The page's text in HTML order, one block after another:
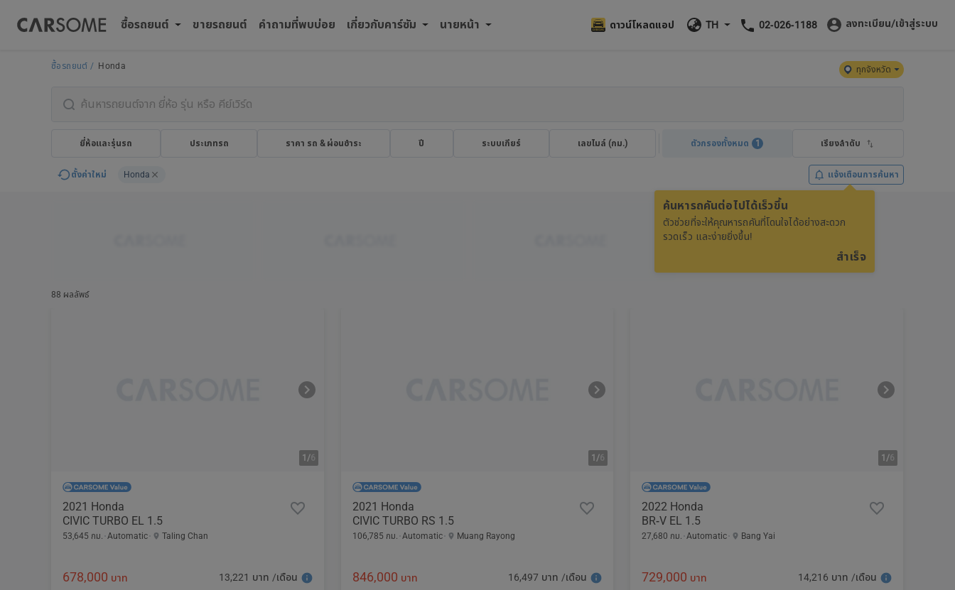
ซื้อรถยนต์ ขายรถยนต์ คำถามที่พบบ่อย เกี่ยวกับคาร์ซัม นายหน้า 02-026-1188
TH
ดาวน์โหลดแอป ลงทะเบียน/เข้าสู่ระบบ
ซื้อรถยนต์ Honda ทุกจังหวัด
ยี่ห้อและรุ่นรถ ประเภทรถ ราคา รถ & ผ่อนชำระ ปี ระบบเกียร์ เลขไมล์ (กม.​) ตัวกรองทั้งหมด 1 เรียงลำดับ
ตั้งค่าใหม่ Honda แจ้งเตือนการค้นหา
ค้นหารถคันต่อไปได้เร็วขึ้น
ตัวช่วยที่จะให้คุณหารถคันที่โดนใจได้อย่างสะดวก
รวดเร็ว และง่ายยิ่งขึ้น!
สำเร็จ
88 ผลลัพธ์
1/6
2021 Honda
CIVIC TURBO EL 1.5
53,645 กม. Automatic Taling Chan
678,000 บาท 13,221 บาท /เดือน
1/6
2021 Honda
CIVIC TURBO RS 1.5
106,785 กม. Automatic Muang Rayong
846,000 บาท 16,497 บาท /เดือน
1/6
2022 Honda
BR-V EL 1.5
27,680 กม. Automatic Bang Yai
729,000 บาท 14,216 บาท /เดือน